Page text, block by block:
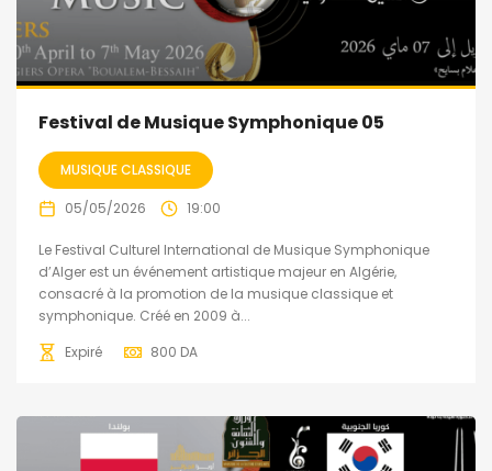
Festival de Musique Symphonique 05
MUSIQUE CLASSIQUE
05/05/2026 19:00
Le Festival Culturel International de Musique Symphonique
d’Alger est un événement artistique majeur en Algérie,
consacré à la promotion de la musique classique et
symphonique. Créé en 2009 à...
Expiré
800 DA